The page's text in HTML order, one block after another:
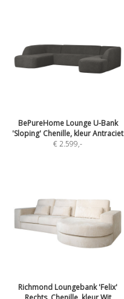
BePureHome Lounge U-Bank
'Sloping' Chenille, kleur Antraciet
€ 2.599,-
Richmond Loungebank 'Felix'